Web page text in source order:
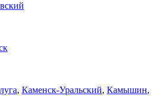
, Каменск-Уральский, Камышин,